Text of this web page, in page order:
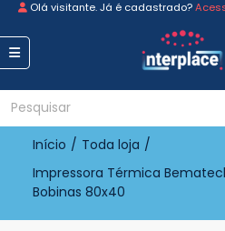
Olá visitante. Já é cadastrado?
Início / Toda loja /
Impressora Térmica
Bobinas 80x40